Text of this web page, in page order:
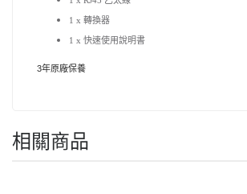
1 x 轉換器
1 x 快速使用說明書
3年原廠保養
相關商品